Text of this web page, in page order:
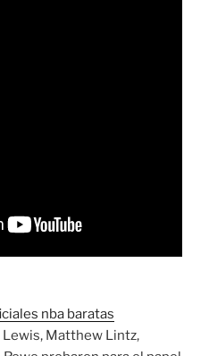
Matthew Lintz,